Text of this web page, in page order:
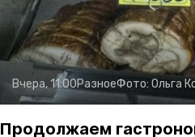
Вчера, 11:00РазноеФото: Ольга
Продолжаем